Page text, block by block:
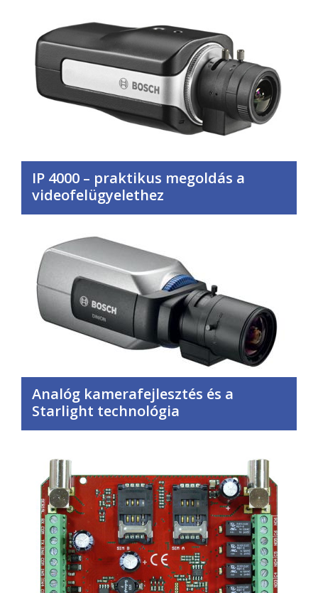
IP 4000 – praktikus megoldás a
videofelügyelethez
Analóg kamerafejlesztés és a
Starlight technológia